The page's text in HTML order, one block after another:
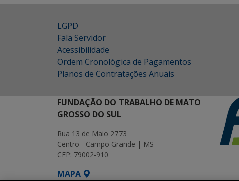
LGPD
Fala Servidor
Acessibilidade
Ordem Cronológica de Pagamentos
Planos de Contratações Anuais
FUNDAÇÃO DO TRABALHO DE MATO
GROSSO DO SUL
Rua 13 de Maio 2773
Centro - Campo Grande | MS
CEP: 79002-910
MAPA